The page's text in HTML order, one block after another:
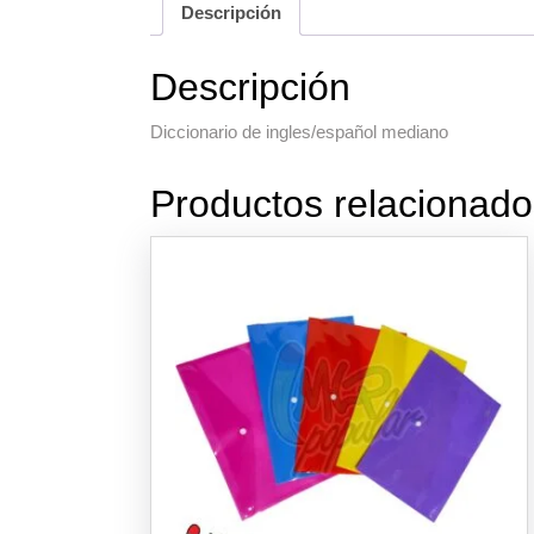
Descripción
Descripción
Diccionario de ingles/español mediano
Productos